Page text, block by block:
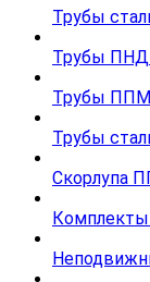
Трубы
Трубы
Трубы ППМ
Трубы
Скорлупа